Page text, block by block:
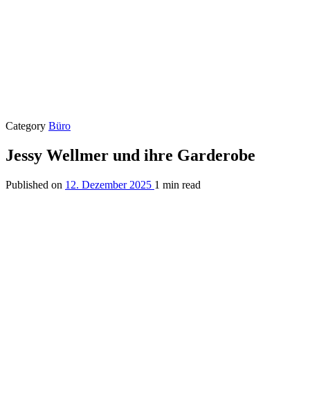
Category Büro
Jessy Wellmer und ihre Garderobe
Published on 12. Dezember 2025 1 min read